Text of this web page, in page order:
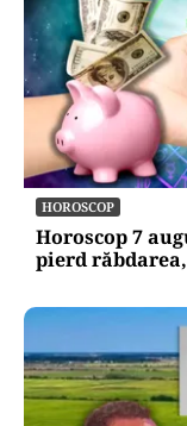
HOROSCOP
Horoscop 7
pierd